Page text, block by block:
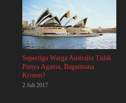
Sepertiga Warga Australia Tidak
Punya Agama, Bagaimana
Kristen?
2 Juli 2017